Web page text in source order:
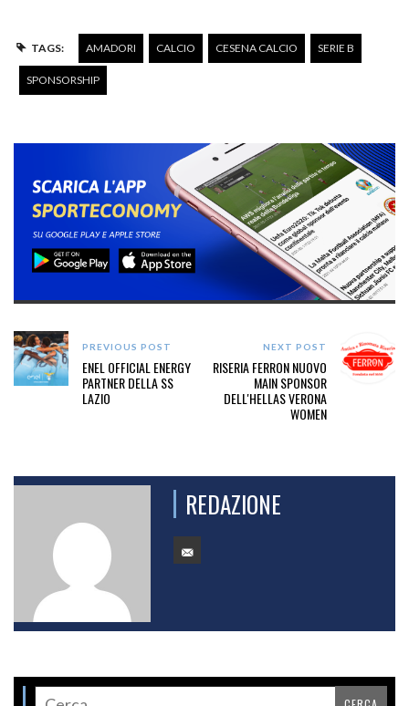
TAGS: AMADORI CALCIO CESENA CALCIO SERIE B
SPONSORSHIP
PREVIOUS POST
ENEL OFFICIAL ENERGY
PARTNER DELLA SS
LAZIO
NEXT POST
RISERIA FERRON NUOVO
MAIN SPONSOR
DELL'HELLAS VERONA
WOMEN
REDAZIONE